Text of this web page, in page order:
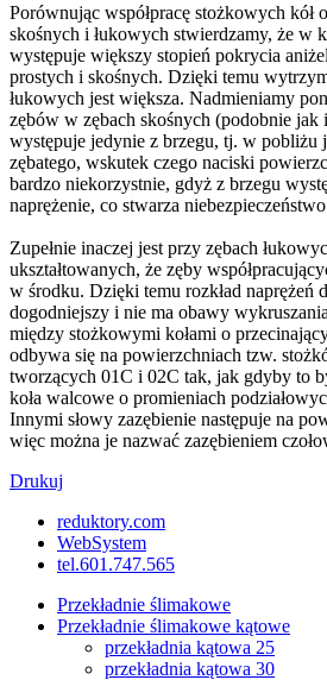
Porównując współpracę stożkowych kół
skośnych i łukowych stwierdzamy, że w
występuje większy stopień pokrycia
prostych i skośnych. Dzięki temu
łukowych jest większa. Nadmieniamy
zębów w zębach skośnych (podobnie jak
występuje jedynie z brzegu, tj. w pobliżu
zębatego, wskutek czego naciski
bardzo niekorzystnie, gdyż z brzegu
naprężenie, co stwarza
Zupełnie inaczej jest przy zębach
ukształtowanych, że zęby
w środku. Dzięki temu rozkład naprężeń
dogodniejszy i nie ma obawy
między stożkowymi kołami o
odbywa się na powierzchniach tzw.
tworzących 01C i 02C tak, jak gdyby to
koła walcowe o promieniach
Innymi słowy zazębienie następuje na
więc można je nazwać zazębieniem
Drukuj
reduktory.com
WebSystem
tel.601.747.565
Przekładnie ślimakowe
Przekładnie ślimakowe kątowe
przekładnia kątowa 25
przekładnia kątowa 30